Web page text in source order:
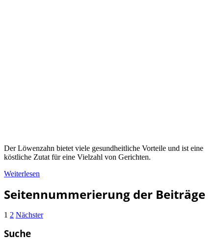
Der Löwenzahn bietet viele gesundheitliche Vorteile und ist eine
köstliche Zutat für eine Vielzahl von Gerichten.
Weiterlesen
Seitennummerierung der Beiträge
1 2 Nächster
Suche